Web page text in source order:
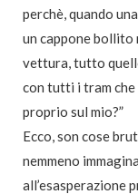
perchè, quando
un cappone bollito
vettura, tutto
con tutti i tram che
proprio sul mio?”
Ecco, son cose
nemmeno
all’esasperazione